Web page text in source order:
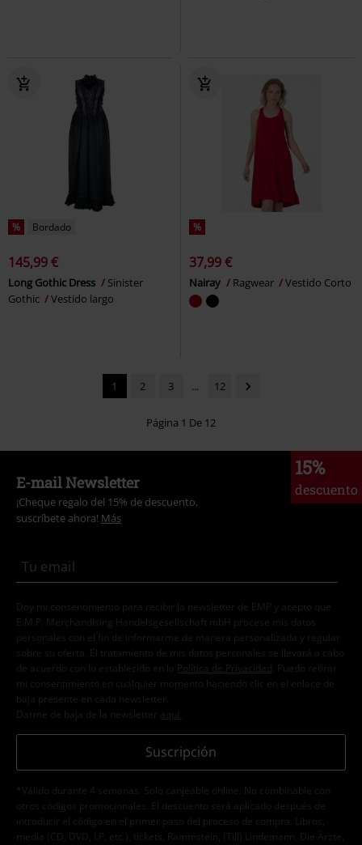
% Bordado
145,99 €
Long Gothic Dress
Sinister
Gothic
Vestido largo
%
37,99 €
Nairay Ragwear Vestido Corto
1 2 3 ... 12
Página 1 De 12
15%
descuento
E-mail Newsletter
¡Cheque regalo del 15% de descuento,
suscríbete ahora! Más
Doy mi consentimiento para recibir la newsletter de EMP y acepto que
E.M.P. Merchandising Handelsgesellschaft mbH procese mis datos
personales con el fin de informarme de manera personalizada y regular
sobre su oferta. El tratamiento de mis datos personales se llevará a cabo
de acuerdo con lo establecido en la
Política de Privacidad . Puedo retirar
mi consentimiento en cualquier momento haciendo clic en el enlace de
baja presente en cada newsletter.
Darme de baja de la newsletter
aquí
Suscripción
*Válido durante 4 semanas. Solo canjeable online. No combinable con
otros códigos promocionales. El descuento será aplicado después de
introducir el código en el primer paso del proceso de compra. Libros,
media (CD, DVD, LP, etc.), tickets, Rammstein, (Till) Lindemann, Die Ärzte,